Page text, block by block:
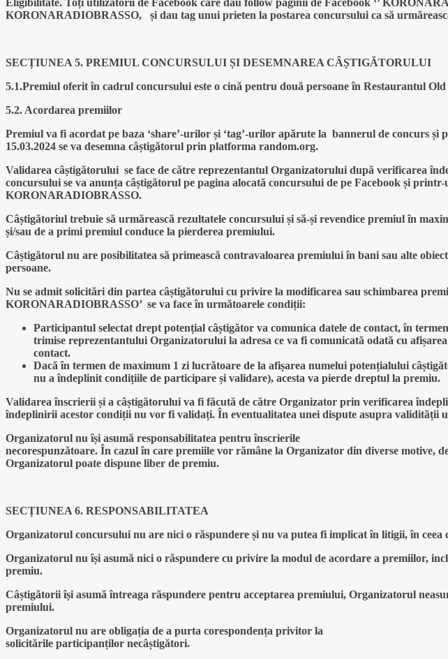
Eligibilitate. Toți utilizatorii de Facebook care dau follow paginii de Facebook ‘’
KORONARADIOBRASSO, și dau tag unui prieten la postarea concursului ca să
SECȚIUNEA 5. PREMIUL CONCURSULUI ȘI DESEMNAREA CÂȘTIGĂTORULUI
5.1.Premiul oferitîn cadrul concursului este o cină pentru două persoane în Restaurantul
5.2. Acordarea premiilor
Premiul va fi acordat pe baza ‘share’-urilor și ‘tag’-urilor apărute la bannerul de concurs
15.03.2024 se va desemna câștigătorul prin platforma random.org.
Validarea câștigătorului se face de către reprezentantul Organizatorului după verificarea
concursului se va anunța câștigătorul pe pagina alocată concursului de pe Facebook și
KORONARADIOBRASSO.
Câștigătoriul trebuie să urmărească rezultatele concursului și să-și revendice premiul în
și/sau de a primi premiul conduce la pierderea premiului.
Câștigătorul nu are posibilitatea să primească contravaloarea premiului în bani sau alte
persoane.
Nu se admit solicitări din partea câștigătorului cu privire la modificarea sau schimbarea
KORONARADIOBRASSO’ se va face în următoarele condiții:
Participantul selectat drept potențial câștigător va comunica datele de contact, în
trimise reprezentantului Organizatorului la adresa ce va fi comunicată odată cu
contact.
Dacă în termen de maximum 1 zi lucrătoare de la afișarea numelui potențialului
nu a îndeplinit condițiile de participare și validare), acesta va pierde dreptul la premiu.
Validarea înscrierii și a câștigătorului va fi făcută de către Organizator prin verificarea
îndeplinirii acestor condiții nu vor fi validați. În eventualitatea unei dispute asupra validității
Organizatorul nu își asumă responsabilitatea pentru înscrierile
necorespunzătoare. În cazul în care premiile vor rămâne la Organizator din diverse motive,
Organizatorul poate dispune liber de premiu.
SECȚIUNEA 6. RESPONSABILITATEA
Organizatorul concursului nu are nici o răspundere și nu va putea fi implicat în litigii, în
Organizatorul nu își asumă nici o răspundere cu privire la modul de acordare a premiilor,
premiu.
Câștigătorii își asumă întreaga răspundere pentru acceptarea premiului, Organizatorul
premiului.
Organizatorul nu are obligația de a purta corespondența privitor la
solicitările participanților necâștigători.